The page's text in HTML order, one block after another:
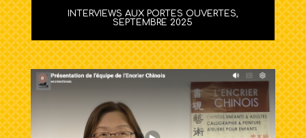
INTERVIEWS AUX PORTES OUVERTES,
SEPTEMBRE 2025